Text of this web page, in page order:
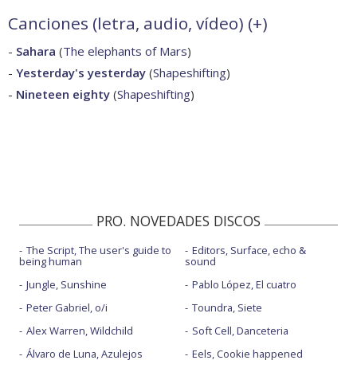
Canciones (letra, audio, vídeo) (+)
- Sahara (The elephants of Mars)
- Yesterday's yesterday (Shapeshifting)
- Nineteen eighty (Shapeshifting)
PRO. NOVEDADES DISCOS
The Script, The user's guide to
being human
Jungle, Sunshine
Peter Gabriel, o/i
Alex Warren, Wildchild
Álvaro de Luna, Azulejos
Editors, Surface, echo &
sound
Pablo López, El cuatro
Toundra, Siete
Soft Cell, Danceteria
Eels, Cookie happened